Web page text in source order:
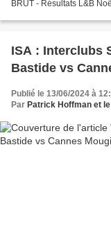
ISA : Interclubs
Bastide vs
Publié le 13/06/2024 à
Par Patrick Hoffman et